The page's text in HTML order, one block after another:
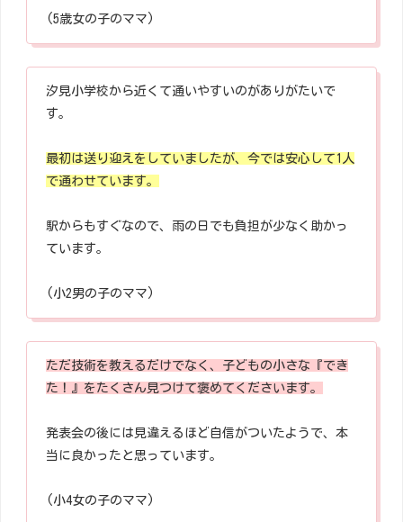
(5歳女の子のママ)
汐見小学校から近くて通いやすいのがありがたいで
す。
最初は送り迎えをしていましたが、今では安心して1人
で通わせています。
駅からもすぐなので、雨の日でも負担が少なく助かっ
ています。
(小2男の子のママ)
ただ技術を教えるだけでなく、子どもの小さな『でき
た！』をたくさん見つけて褒めてくださいます。
発表会の後には見違えるほど自信がついたようで、本
当に良かったと思っています。
(小4女の子のママ)